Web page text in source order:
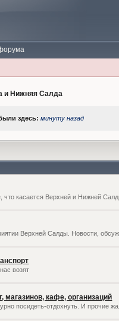
и Нижняя Салда
здесь:минуту назад
что касается Верхней и Нижней
Верхней Салды. Новости,
возят
магазинов, кафе, организаций
посидеть-отдохнуть. И прочие